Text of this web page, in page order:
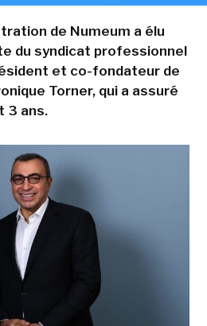
de Numeum a élu
du syndicat professionnel
et co-fondateur de
Torner, qui a assuré
3 ans.